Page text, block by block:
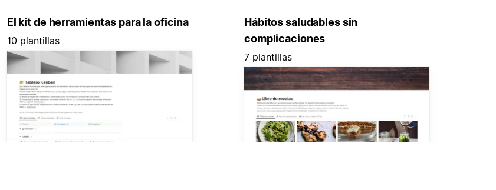
El kit de herramientas para la oficina
10 plantillas
Hábitos saludables sin
complicaciones
7 plantillas